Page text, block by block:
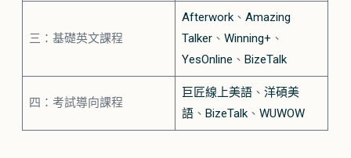
三：基礎英文課程
Afterwork、 Amazing
Talker、 Winning+ 、
YesOnline 、 BizeTalk
四：考試導向課程
巨匠線上美語、 洋碩美
語、 BizeTalk、 WUWOW